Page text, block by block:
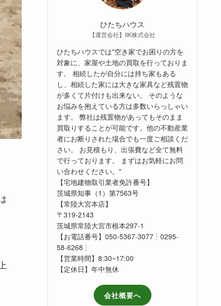
ひたちハウス
【運営会社】IIK株式会社
ひたちハウスでは"空き家でお困りの方を
対象に、家屋や土地の買取を行っておりま
す。 相続したが自分には持ち家もある
し、相続した家には大きな家具など残置物
が多くて片付けも出来ない。 そのような
お悩みを抱えている方は多数いらっしゃい
ます。 弊社は残置物があってもそのまま
買取りすることが可能です。他の不動産業
者にお断りされた場合でも一度ご相談くだ
さい。 お見積もり、出張費など全て無料
で行っております。 まずはお気軽にお問
い合わせください。"
【宅地建物取引業者免許番号】
茨城県知事（1）第7563号
【常陸大宮本店】
〒319-2143
茨城県常陸大宮市根本297-1
【お電話番号】050-5367-3077┆0295-
58-6268┆
【営業時間】8:30~17:00
【定休日】年中無休
会社概要へ